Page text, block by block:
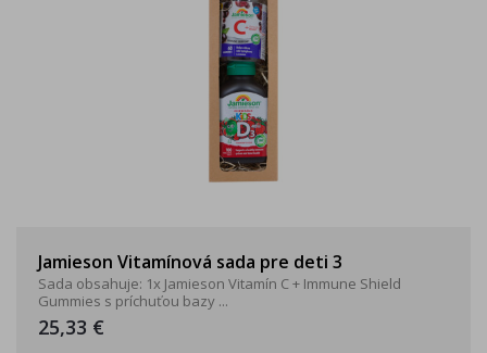
Jamieson Vitamínová sada pre deti 3
Sada obsahuje: 1x Jamieson Vitamín C + Immune Shield
Gummies s príchuťou bazy ...
25,33 €